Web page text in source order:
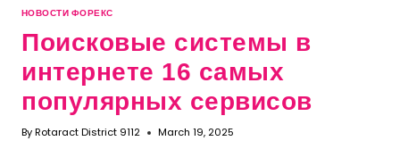
НОВОСТИ ФОРЕКС
Поисковые системы в
интернете 16 самых
популярных сервисов
ByRotaract District 9112 March 19, 2025